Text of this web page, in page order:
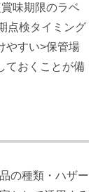
味期限のラベ
点検タイミング
やすい>保管場
ておくことが備
の種類・ハザー